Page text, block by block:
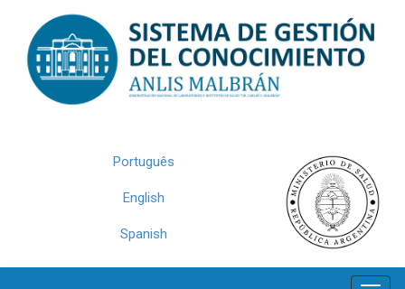
navigation
Português
English
Spanish